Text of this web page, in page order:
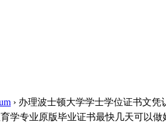
› 办理波士顿大学学士学位证书文凭
学专业原版毕业证书最快几天可以